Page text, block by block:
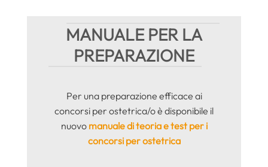
MANUALE PER LA
PREPARAZIONE
Per una preparazione efficace ai
concorsi per ostetrica/o è disponibile il
nuovo manuale di teoria e test per i
concorsi per ostetrica